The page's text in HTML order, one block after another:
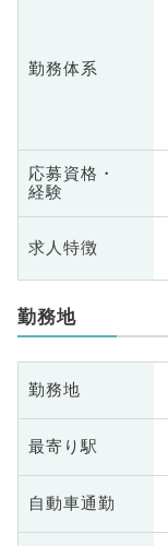
勤務体系
応募資格・
経験
求人特徴
勤務地
勤務地
最寄り駅
自動車通勤